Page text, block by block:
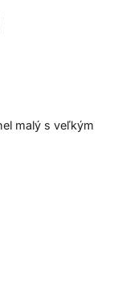
malý s veľkým